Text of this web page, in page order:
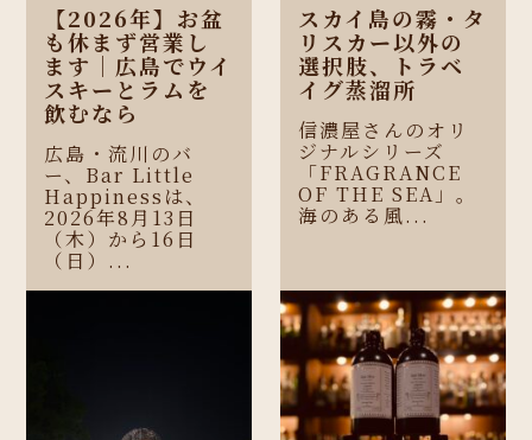
【2026年】お盆
も休まず営業し
ます｜広島でウイ
スキーとラムを
飲むなら
広島・流川のバ
ー、Bar Little
Happinessは、
2026年8月13日
（木）から16日
（日）...
スカイ島の霧・タ
リスカー以外の
選択肢、トラベ
イグ蒸溜所
信濃屋さんのオリ
ジナルシリーズ
「FRAGRANCE
OF THE SEA」。
海のある風...